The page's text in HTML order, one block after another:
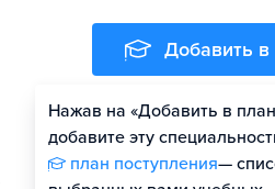
Добавить в
Нажав на «Добавить в
добавите эту
план поступления—